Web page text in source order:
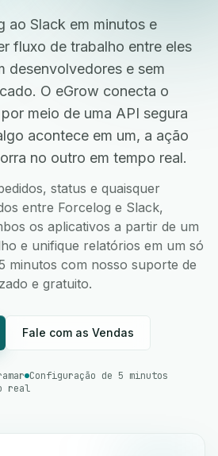
ao Slack em minutos e
fluxo de trabalho entre eles
e sem
O eGrow conecta o
meio de uma API segura
acontece em um, a ação
no outro em tempo real.
status e quaisquer
entre Forcelog e Slack,
os aplicativos a partir de um
e unifique relatórios em um só
minutos com nosso suporte de
e gratuito.
Fale com as Vendas
Configuração de 5 minutos
real